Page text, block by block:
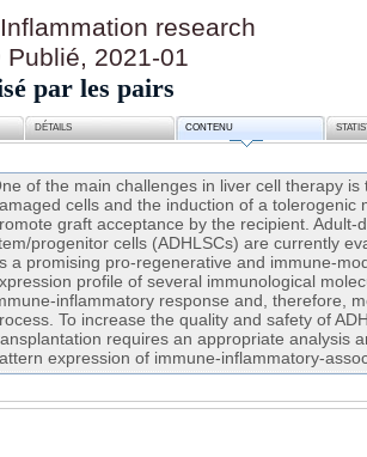
Inflammation research
Publié, 2021-01
par les pairs
DÉTAILS CONTENU
of the main challenges in liver cell therapy is
cells and the induction of a tolerogenic
graft acceptance by the recipient. Adult-
progenitor cells (ADHLSCs) are currently
a promising pro-regenerative and immune-
profile of several immunological
inflammatory response and, therefore,
To increase the quality and safety of
requires an appropriate analysis
expression of immune-inflammatory-